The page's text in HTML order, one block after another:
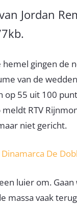
Jordan
gingen de
van de
op 55 uit 100
RTV
niet gericht.
De
luier om.
massa vaak